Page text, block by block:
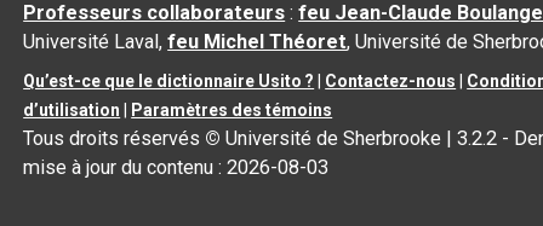
Professeurs collaborateurs :feu Jean-Claude
Université Laval,feu Michel Théoret, Université de
Qu’est-ce que le dictionnaire Usito ? Contactez-nous
d’utilisation
Paramètres des témoins
Tous droits réservés © Université de Sherbrooke |3.2.2 -
mise à jour du contenu :2026-08-03